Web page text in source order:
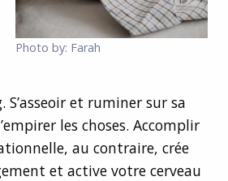
Photo by: Farah
S’asseoir et ruminer sur sa
les choses. Accomplir
au contraire, crée
et active votre cerveau